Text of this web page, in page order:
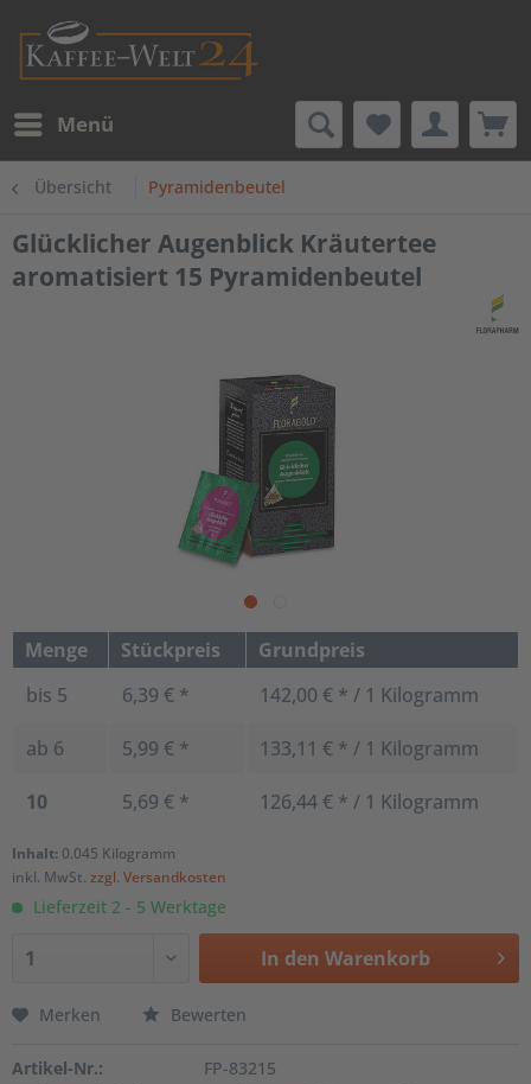
Menü
Übersicht Pyramidenbeutel
Glücklicher Augenblick Kräutertee
aromatisiert 15 Pyramidenbeutel
Menge Stückpreis
Grundpreis
bis 5 6,39 € * 142,00 € * / 1 Kilogramm
ab 6 5,99 € * 133,11 € * / 1 Kilogramm
10 5,69 € * 126,44 € * / 1 Kilogramm
Inhalt: 0.045 Kilogramm
inkl. MwSt. zzgl. Versandkosten
Lieferzeit 2 - 5 Werktage
In den Warenkorb
Merken Bewerten
Artikel-Nr.:
FP-83215